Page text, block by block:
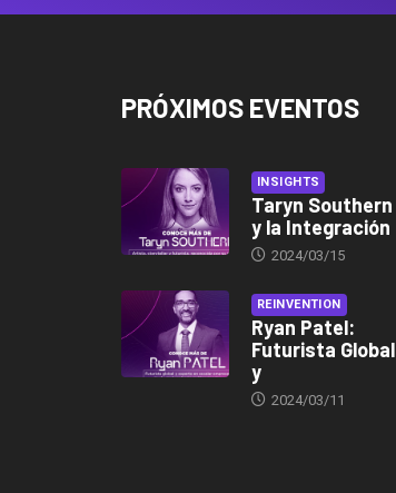
PRÓXIMOS EVENTOS
INSIGHTS
Taryn Southern
y la Integración
2024/03/15
REINVENTION
Ryan Patel:
Futurista Global
y
2024/03/11